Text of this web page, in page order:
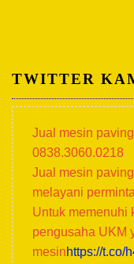
TWITTER
Jual mesin
0838.3060.0218
Jual mesin
melayani
Untuk memenuhi
pengusaha UKM
mesinhttps://t.co/